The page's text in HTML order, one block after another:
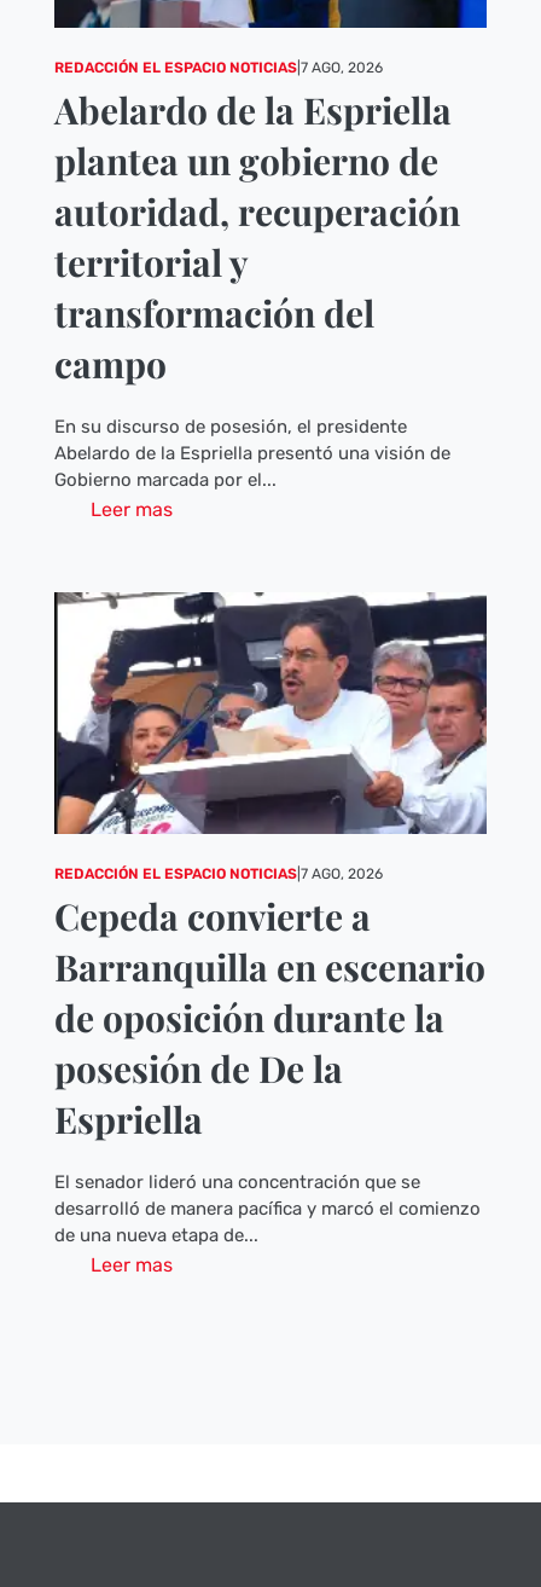
REDACCIÓN EL ESPACIO NOTICIAS| 7 AGO, 2026
Abelardo de la Espriella
plantea un gobierno de
autoridad, recuperación
territorial y
transformación del
campo
En su discurso de posesión, el presidente
Abelardo de la Espriella presentó una visión de
Gobierno marcada por el...
Leer mas
REDACCIÓN EL ESPACIO NOTICIAS| 7 AGO, 2026
Cepeda convierte a
Barranquilla en escenario
de oposición durante la
posesión de De la
Espriella
El senador lideró una concentración que se
desarrolló de manera pacífica y marcó el comienzo
de una nueva etapa de...
Leer mas